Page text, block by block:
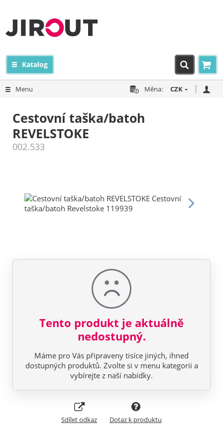
Katalog
Menu Měna: CZK
Cestovní taška/batoh
REVELSTOKE
002.533
Tento produkt je aktuálně
nedostupný.
Máme pro Vás připraveny tisíce jiných, ihned
dostupných produktů. Zvolte si v menu kategorii a
vybírejte z naší nabídky.
Sdílet odkaz Dotaz k produktu